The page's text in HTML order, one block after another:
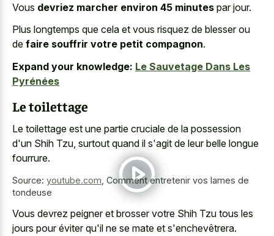
Vous devriez marcher environ 45 minutes par jour.
Plus longtemps que cela et vous risquez de blesser ou
de faire souffrir votre petit compagnon.
Expand your knowledge: Le Sauvetage Dans Les
Pyrénées
Le toilettage
Le toilettage est une partie cruciale de la possession
d'un Shih Tzu, surtout quand il s'agit de leur belle longue
fourrure.
Source: youtube.com Comment entretenir vos lames de
tondeuse
Vous devrez peigner et brosser votre Shih Tzu tous les
jours pour éviter qu'il ne se mate et s'enchevêtrera.